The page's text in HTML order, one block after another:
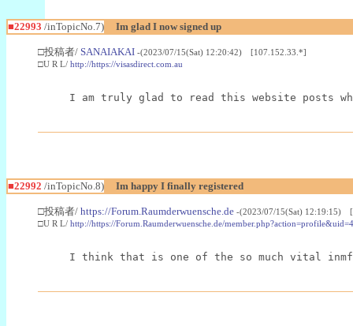
■22993 /inTopicNo.7) Im glad I now signed up
□投稿者/ SANAIAKAI -(2023/07/15(Sat) 12:20:42) [107.152.33.*]
□U R L/ http://https://visasdirect.com.au
I am truly glad to read this website posts
■22992 /inTopicNo.8) Im happy I finally registered
□投稿者/ https://Forum.Raumderwuensche.de -(2023/07/15(Sat) 12:19:15)
□U R L/ http://https://Forum.Raumderwuensche.de/
I think that is one of the so much vital